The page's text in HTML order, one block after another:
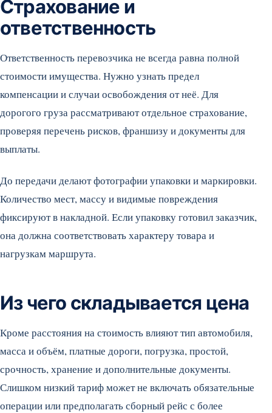
Страхование и
ответственность
Ответственность перевозчика не всегда равна полной
стоимости имущества. Нужно узнать предел
компенсации и случаи освобождения от неё. Для
дорогого груза рассматривают отдельное страхование,
проверяя перечень рисков, франшизу и документы для
выплаты.
До передачи делают фотографии упаковки и маркировки.
Количество мест, массу и видимые повреждения
фиксируют в накладной. Если упаковку готовил заказчик,
она должна соответствовать характеру товара и
нагрузкам маршрута.
Из чего складывается цена
Кроме расстояния на стоимость влияют тип автомобиля,
масса и объём, платные дороги, погрузка, простой,
срочность, хранение и дополнительные документы.
Слишком низкий тариф может не включать обязательные
операции или предполагать сборный рейс с более